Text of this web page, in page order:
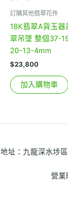
訂購其他翡翠花件
18K翡翠A貨玉器
翠吊墜 整個37-
20-13-4mm
$23,800
加入購物車
地址：九龍深水埗
營業